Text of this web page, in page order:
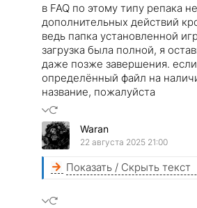
в FAQ по этому типу репака
дополнительных действий
ведь папка установленной
загрузка была полной, я
даже позже завершения.
определённый файл на
название, пожалуйста
Waran
22 августа 2025 21:00
Показать / Скрыть текст